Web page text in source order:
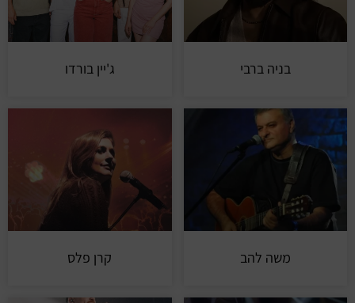
בניה ברבי ג'יין בורדו
משה להב קרן פלס